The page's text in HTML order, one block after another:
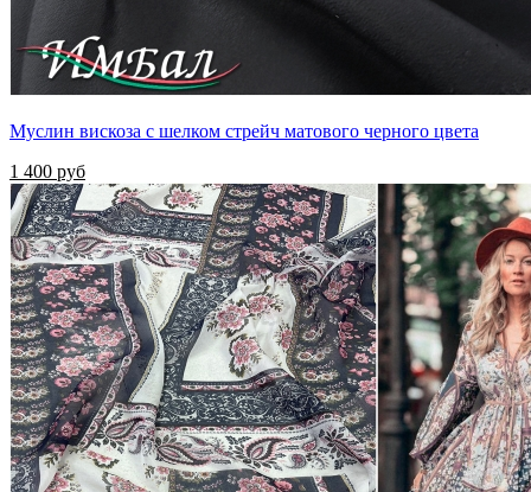
Муслин вискоза с шелком стрейч матового черного цвета
1 400 руб